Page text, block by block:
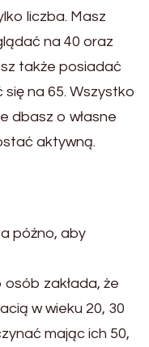
liczba. Masz
na 40 oraz
także posiadać
na 65. Wszystko
dbasz o własne
aktywną.
późno, aby
zakłada, że
w wieku 20, 30
mając ich 50,